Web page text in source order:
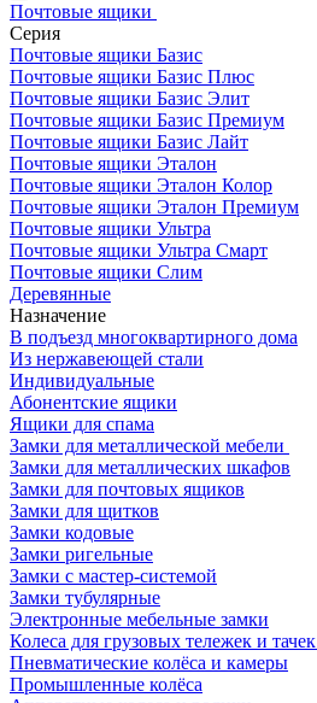
Почтовые ящики
Серия
Почтовые ящики Базис
Почтовые ящики Базис Плюс
Почтовые ящики Базис Элит
Почтовые ящики Базис Премиум
Почтовые ящики Базис Лайт
Почтовые ящики Эталон
Почтовые ящики Эталон Колор
Почтовые ящики Эталон Премиум
Почтовые ящики Ультра
Почтовые ящики Ультра Смарт
Почтовые ящики Слим
Деревянные
Назначение
В подъезд многоквартирного дома
Из нержавеющей стали
Индивидуальные
Абонентские ящики
Ящики для спама
Замки для металлической мебели
Замки для металлических шкафов
Замки для почтовых ящиков
Замки для щитков
Замки кодовые
Замки ригельные
Замки с мастер-системой
Замки тубулярные
Электронные мебельные замки
Колеса для грузовых тележек и тачек
Пневматические колёса и камеры
Промышленные колёса